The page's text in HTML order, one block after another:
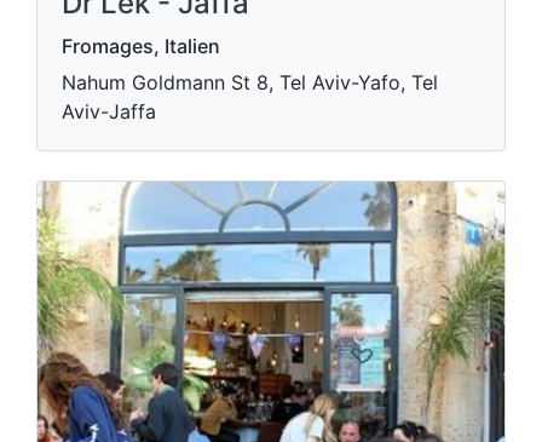
Fromages, Italien
Nahum Goldmann St 8, Tel Aviv-Yafo, Tel
Aviv-Jaffa